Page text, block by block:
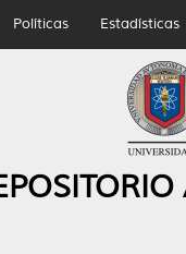
Políticas Estadísticas